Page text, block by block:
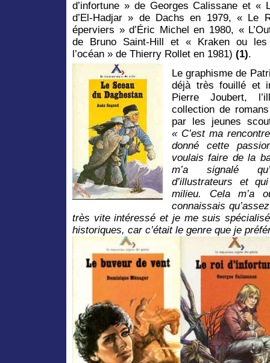
d’infortune » de Georges Calissane et «
d’El-Hadjar » de Dachs en 1979, « Le
éperviers » d’Éric Michel en 1980, «
de Bruno Saint-Hill et « Kraken ou
l’océan » de Thierry Rollet en 1981) (1).
Le graphisme de
déjà très fouillé et
Pierre Joubert,
collection de
par les jeunes
« C’est ma
donné cette
voulais faire de la
m’a signalé
d’illustrateurs et
milieu. Cela m’a
connaissais
très vite intéressé et je me suis
historiques, car c’était le genre que je